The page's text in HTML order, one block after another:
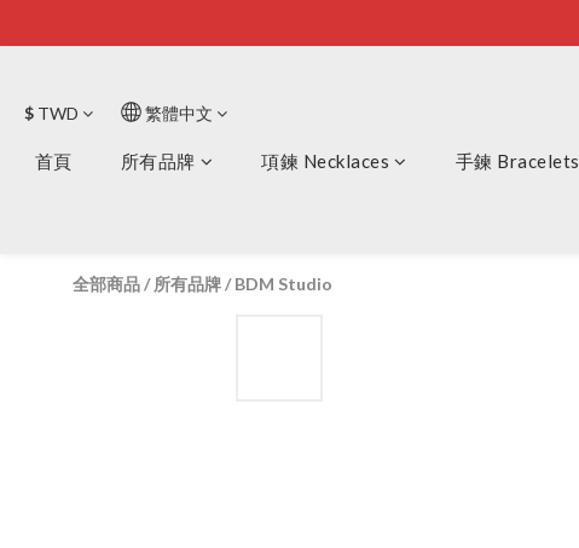
$ TWD 繁體中文
首頁 所有品牌 項鍊 Necklaces 手鍊 Bracelets
全部商品/所有品牌/BDM Studio